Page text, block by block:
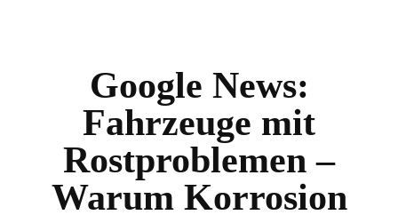
Google News:
Fahrzeuge mit
Rostproblemen –
Warum Korrosion